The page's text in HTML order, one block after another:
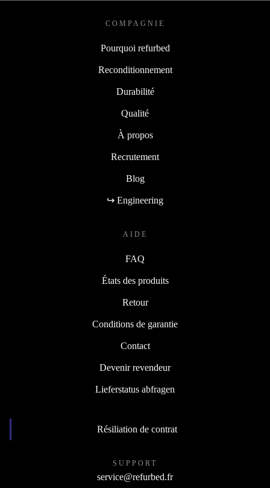
COMPAGNIE
Pourquoi refurbed
Reconditionnement
Durabilité
Qualité
À propos
Recrutement
Blog
↪ Engineering
AIDE
FAQ
États des produits
Retour
Conditions de garantie
Contact
Devenir revendeur
Lieferstatus abfragen
Résiliation de contrat
SUPPORT
service@refurbed.fr